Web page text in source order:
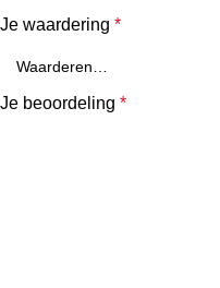
Je waardering *
Je beoordeling *